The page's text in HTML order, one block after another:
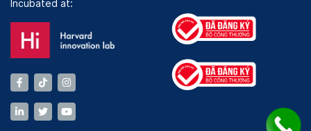
Incubated at: